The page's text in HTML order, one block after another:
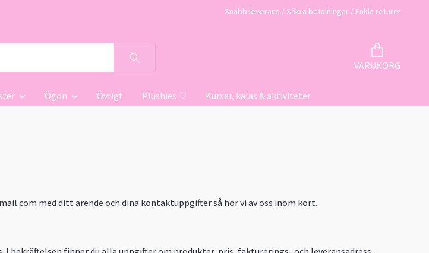
Snabb leverans / Säkra betalningar / Enkla returer
VARUKORG
Ögon Övrigt Plushies ♡ Kurser, kalas & aktiviteter
med ditt ärende och dina kontaktuppgifter så hör vi av oss inom kort.